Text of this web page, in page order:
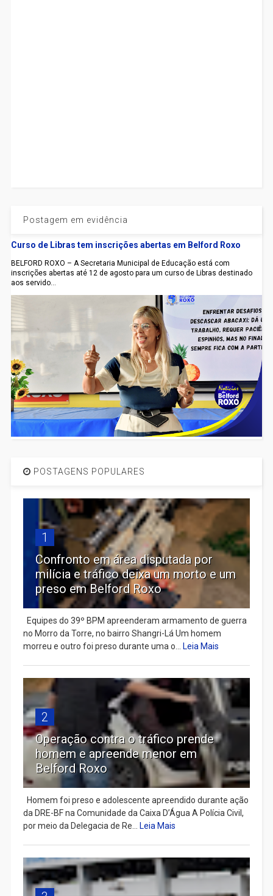
Postagem em evidência
Curso de Libras tem inscrições abertas em Belford Roxo
BELFORD ROXO – A Secretaria Municipal de Educação está com
inscrições abertas até 12 de agosto para um curso de Libras destinado
aos servido...
POSTAGENS POPULARES
1
Confronto em área disputada por
milícia e tráfico deixa um morto e um
preso em Belford Roxo
Equipes do 39º BPM apreenderam armamento de guerra
no Morro da Torre, no bairro Shangri-Lá Um homem
morreu e outro foi preso durante uma o... Leia Mais
2
Operação contra o tráfico prende
homem e apreende menor em
Belford Roxo
Homem foi preso e adolescente apreendido durante ação
da DRE-BF na Comunidade da Caixa D’Água A Polícia Civil,
por meio da Delegacia de Re... Leia Mais